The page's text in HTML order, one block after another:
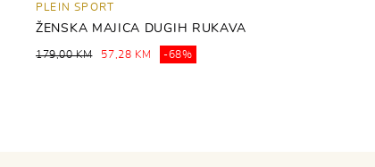
PLEIN SPORT
ŽENSKA MAJICA DUGIH RUKAVA
179,00 KM 57,28 KM -68%